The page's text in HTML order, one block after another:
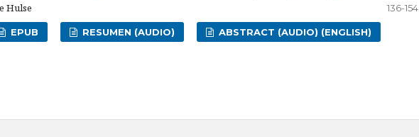
Hulse
136-154
EPUB RESUMEN (AUDIO) ABSTRACT (AUDIO) (ENGLISH)